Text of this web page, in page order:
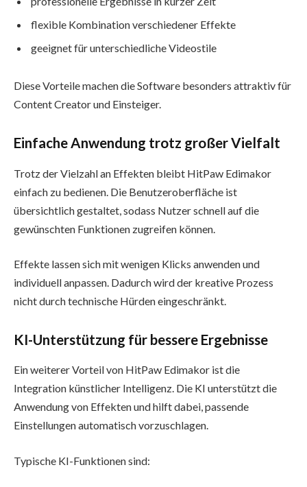
flexible Kombination verschiedener Effekte
geeignet für unterschiedliche Videostile
Diese Vorteile machen die Software besonders attraktiv für
Content Creator und Einsteiger.
Einfache Anwendung trotz großer Vielfalt
Trotz der Vielzahl an Effekten bleibt HitPaw Edimakor
einfach zu bedienen. Die Benutzeroberfläche ist
übersichtlich gestaltet, sodass Nutzer schnell auf die
gewünschten Funktionen zugreifen können.
Effekte lassen sich mit wenigen Klicks anwenden und
individuell anpassen. Dadurch wird der kreative Prozess
nicht durch technische Hürden eingeschränkt.
KI-Unterstützung für bessere Ergebnisse
Ein weiterer Vorteil von HitPaw Edimakor ist die
Integration künstlicher Intelligenz. Die KI unterstützt die
Anwendung von Effekten und hilft dabei, passende
Einstellungen automatisch vorzuschlagen.
Typische KI-Funktionen sind: